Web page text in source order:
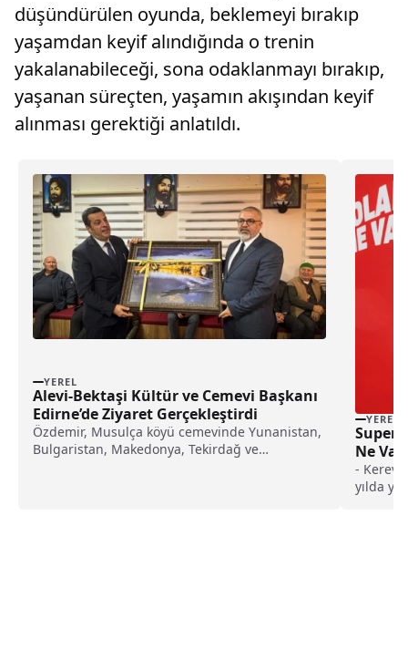
düşündürülen oyunda, beklemeyi bırakıp
yaşamdan keyif alındığında o trenin
yakalanabileceği, sona odaklanmayı bırakıp,
yaşanan süreçten, yaşamın akışından keyif
alınması gerektiği anlatıldı.
YEREL
Alevi-Bektaşi Kültür ve Cemevi Başkanı
Edirne’de Ziyaret Gerçekleştirdi
Özdemir, Musulça köyü cemevinde Yunanistan,
Bulgaristan, Makedonya, Tekirdağ ve
YEREL
Ne
-
yılda